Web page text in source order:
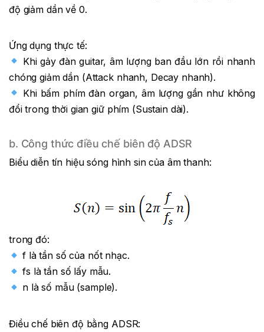
độ giảm dần về 0.
Ứng dụng thực tế:
Khi gảy đàn guitar, âm lượng ban đầu lớn rồi nhanh
chóng giảm dần (Attack nhanh, Decay nhanh).
Khi bấm phím đàn organ, âm lượng gần như không
đổi trong thời gian giữ phím (Sustain dài).
b. Công thức điều chế biên độ ADSR
Biểu diễn tín hiệu sóng hình sin của âm thanh:
trong đó:
f là tần số của nốt nhạc.
fs​ là tần số lấy mẫu.
n là số mẫu (sample).
Điều chế biên độ bằng ADSR: